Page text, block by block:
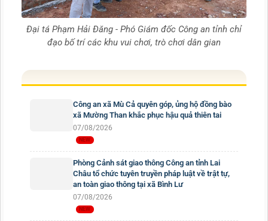
Đại tá Phạm Hải Đăng - Phó Giám đốc Công an tỉnh chỉ
đạo bố trí các khu vui chơi, trò chơi dân gian
Công an xã Mù Cả quyên góp, ủng hộ đồng bào
xã Mường Than khắc phục hậu quả thiên tai
07/08/2026
Phòng Cảnh sát giao thông Công an tỉnh Lai
Châu tổ chức tuyên truyền pháp luật về trật tự,
an toàn giao thông tại xã Bình Lư
07/08/2026